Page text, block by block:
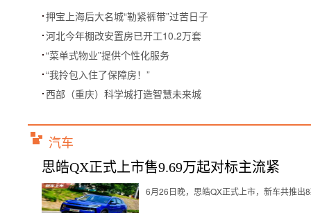
押宝上海后大名城“勒紧裤带”过苦日子
河北今年棚改安置房已开工10.2万套
“菜单式物业”提供个性化服务
“我拎包入住了保障房！”
西部（重庆）科学城打造智慧未来城
汽车
思皓QX正式上市售9.69万起对标主流紧
6月26日晚，思皓QX正式上市，新车共推出